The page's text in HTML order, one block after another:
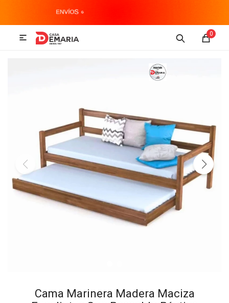
0

Cama Marinera Madera Maciza
Imagen y Sonido Hogar
Accesorios